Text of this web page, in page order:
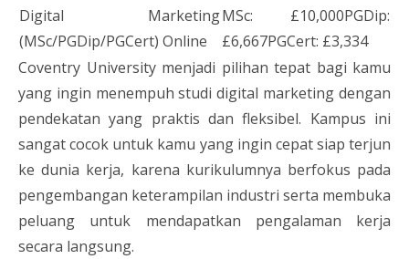
Digital Marketing
(MSc/PGDip/PGCert) Online
MSc: £10,000PGDip:
£6,667PGCert: £3,334
Coventry University menjadi pilihan tepat bagi kamu
yang ingin menempuh studi digital marketing dengan
pendekatan yang praktis dan fleksibel. Kampus ini
sangat cocok untuk kamu yang ingin cepat siap terjun
ke dunia kerja, karena kurikulumnya berfokus pada
pengembangan keterampilan industri serta membuka
peluang untuk mendapatkan pengalaman kerja
secara langsung.